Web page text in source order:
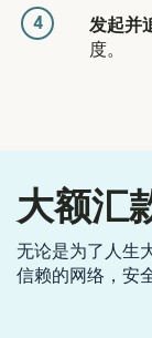
4 发起并
度。
大额汇
无论是为了人生
信赖的网络，安